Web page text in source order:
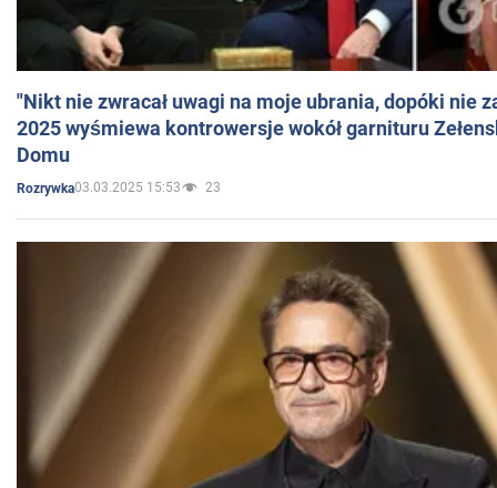
"Nikt nie zwracał uwagi na moje ubrania, dopóki nie
2025 wyśmiewa kontrowersje wokół garnituru
Domu
Rozrywka03.03.2025 15:53 23